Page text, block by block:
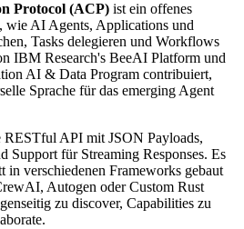
Protocol (ACP) ist ein offenes
wie AI Agents, Applications und
Tasks delegieren und Workflows
IBM Research's BeeAI Platform und
AI & Data Program contribuiert,
Sprache für das emerging Agent
API mit JSON Payloads,
Support für Streaming Responses. Es
in verschiedenen Frameworks gebaut
Autogen oder Custom Rust
zu discover, Capabilities zu